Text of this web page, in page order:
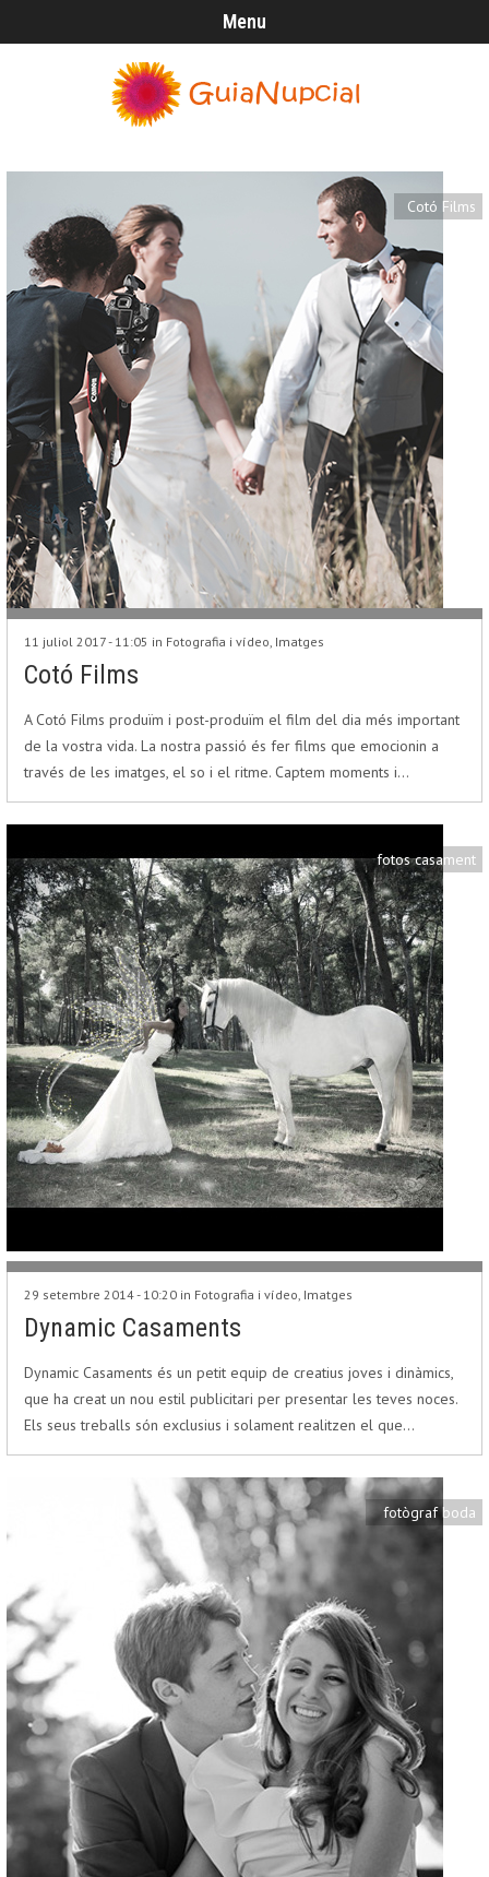
Menu
Cotó Films
11 juliol 2017 - 11:05 in Fotografia i vídeo, Imatges
Cotó Films
A Cotó Films produïm i post-produïm el film del dia més important
de la vostra vida. La nostra passió és fer films que emocionin a
través de les imatges, el so i el ritme. Captem moments i…
fotos casament
29 setembre 2014 - 10:20 in Fotografia i vídeo, Imatges
Dynamic Casaments
Dynamic Casaments és un petit equip de creatius joves i dinàmics,
que ha creat un nou estil publicitari per presentar les teves noces.
Els seus treballs són exclusius i solament realitzen el que…
fotògraf boda